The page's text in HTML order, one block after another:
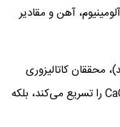
آهن و مقادیر
محققان کاتالیزوری
ساخته‌اند که ترکیب شیمیایی آن شبیه سرباره فولاد است. این کاتالیزور مبتنی بر آهن، نه تنها تجزیه CaCO₃ را تسریع می‌کند، بلکه